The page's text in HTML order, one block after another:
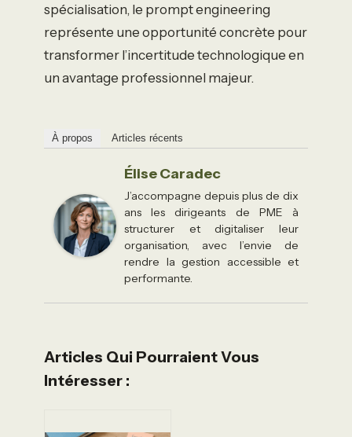
spécialisation, le prompt engineering
représente une opportunité concrète pour
transformer l’incertitude technologique en
un avantage professionnel majeur.
À propos Articles récents
Élise Caradec
J’accompagne depuis plus de dix
ans les dirigeants de PME à
structurer et digitaliser leur
organisation, avec l’envie de
rendre la gestion accessible et
performante.
Articles Qui Pourraient Vous
Intéresser :